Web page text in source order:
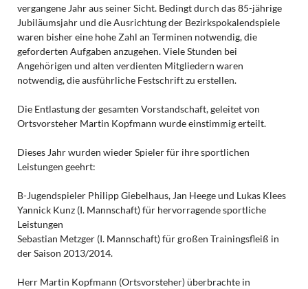
vergangene Jahr aus seiner Sicht. Bedingt durch das 85-jährige
Jubiläumsjahr und die Ausrichtung der Bezirkspokalendspiele
waren bisher eine hohe Zahl an Terminen notwendig, die
geforderten Aufgaben anzugehen. Viele Stunden bei
Angehörigen und alten verdienten Mitgliedern waren
notwendig, die ausführliche Festschrift zu erstellen.
Die Entlastung der gesamten Vorstandschaft, geleitet von
Ortsvorsteher Martin Kopfmann wurde einstimmig erteilt.
Dieses Jahr wurden wieder Spieler für ihre sportlichen
Leistungen geehrt:
B-Jugendspieler Philipp Giebelhaus, Jan Heege und Lukas Klees
Yannick Kunz (I. Mannschaft) für hervorragende sportliche
Leistungen
Sebastian Metzger (I. Mannschaft) für großen Trainingsfleiß in
der Saison 2013/2014.
Herr Martin Kopfmann (Ortsvorsteher) überbrachte in